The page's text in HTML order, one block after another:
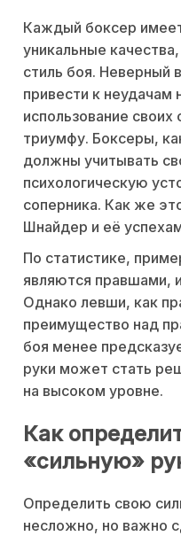
Каждый боксер
уникальные
стиль боя. Неверный
привести к неудачам
использование
триумфу. Боксеры,
должны учитывать
психологическую
соперника. Как же
Шнайдер и её
По статистике,
являются правшами,
Однако левши, как
преимущество над
боя менее
руки может стать
на высоком уровне.
Как
«сильную»
Определить свою
несложно, но важно